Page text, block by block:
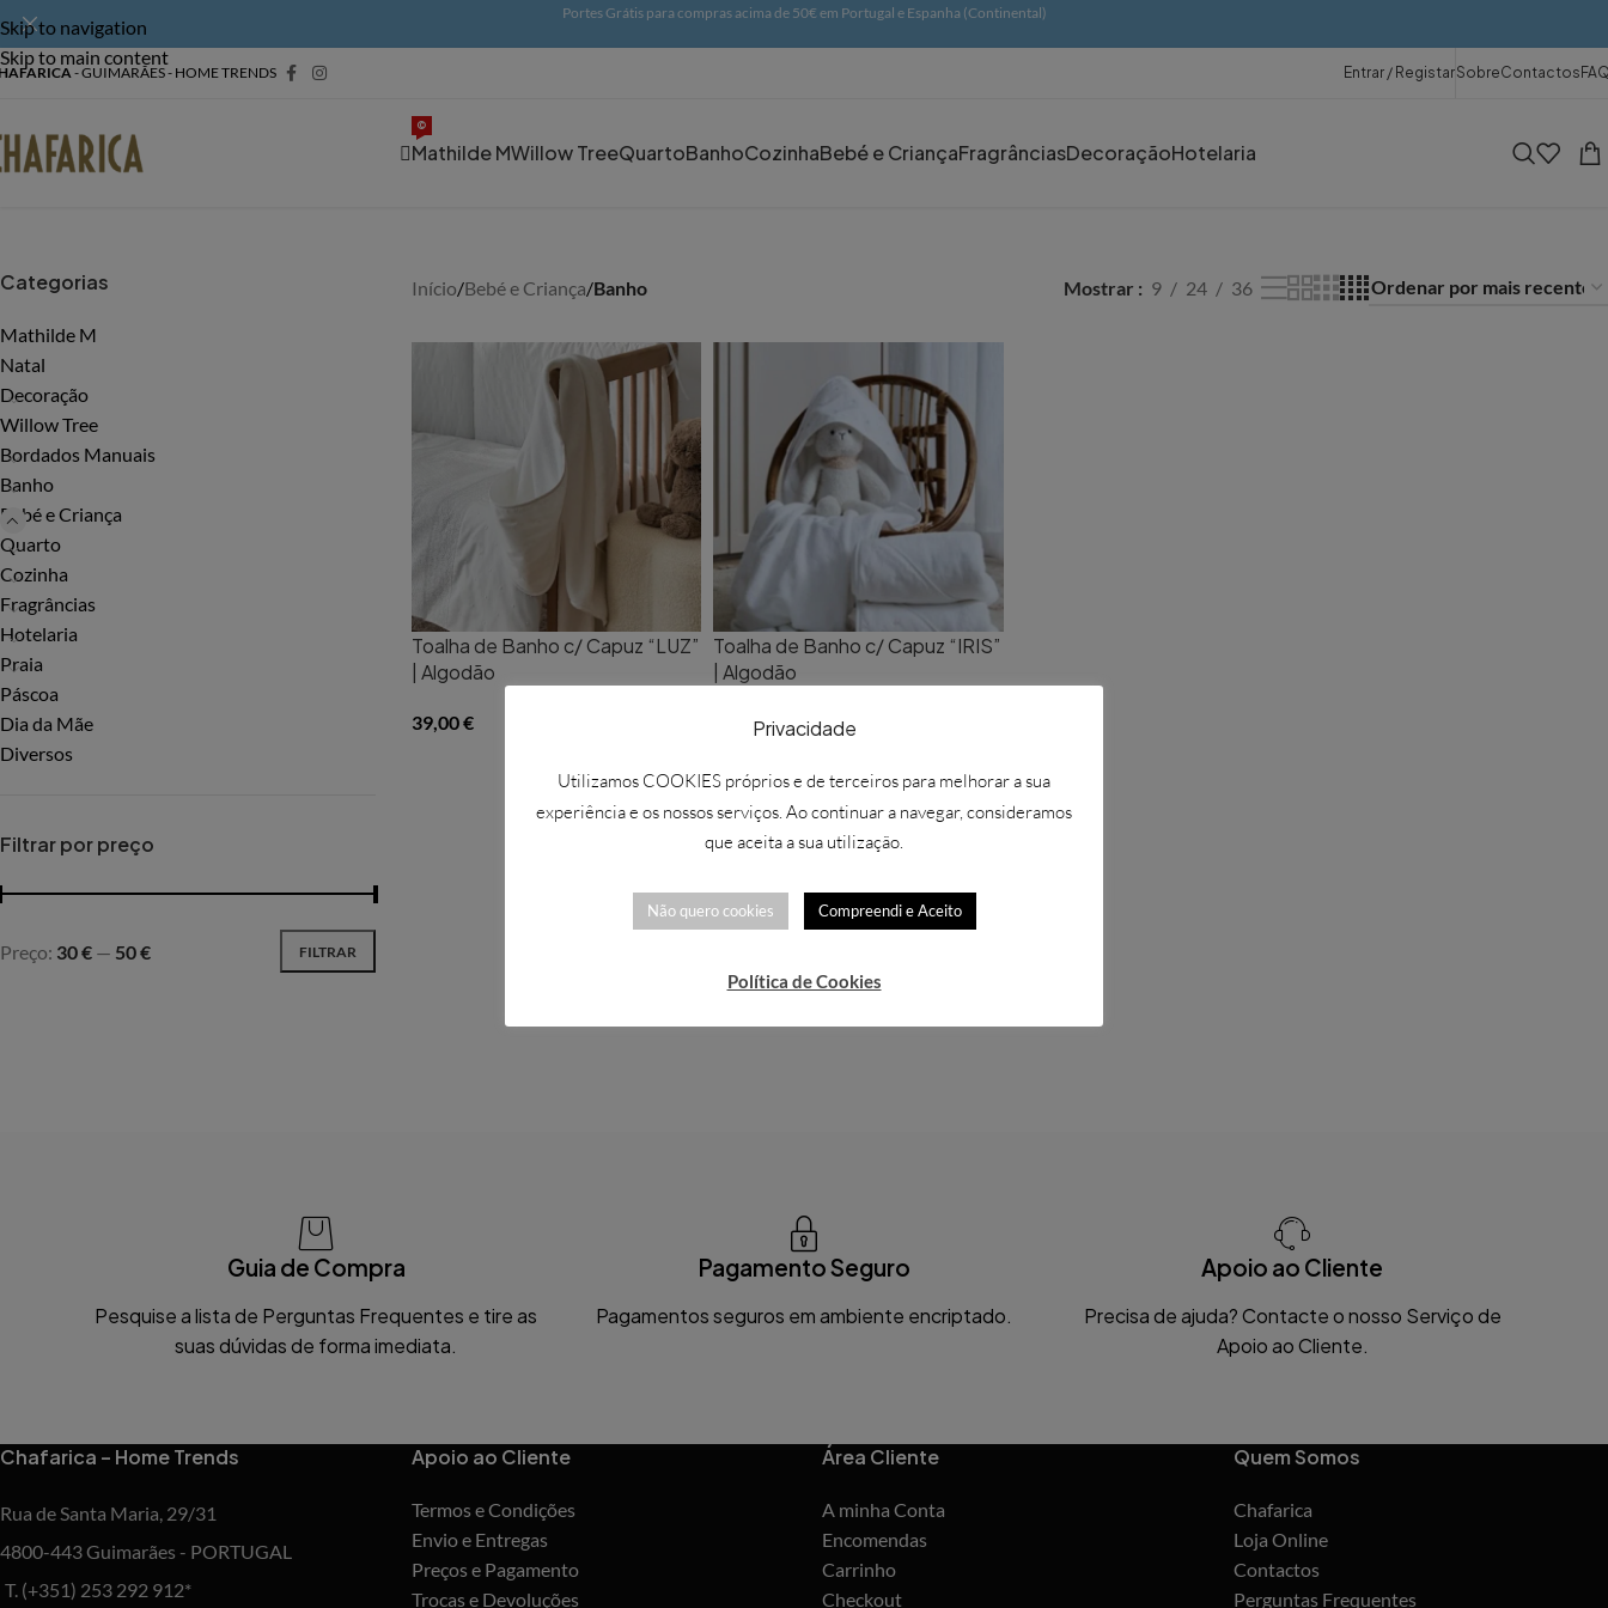
Skip to navigation
Skip to main content
Portes Grátis para compras acima de 50€ em Portugal e Espanha (Continental)
- GUIMARÃES - HOME TRENDS Entrar / RegistarSobreContactos
Mathilde M
©
Willow TreeQuartoBanhoCozinhaBebé e CriançaFragrânciasDecoraçãoHotelaria
Categorias
Mathilde M
Natal
Decoração
Willow Tree
Bordados Manuais
Banho
Bebé e Criança
Quarto
Cozinha
Fragrâncias
Hotelaria
Praia
Páscoa
Dia da Mãe
Diversos
Filtrar por preço
FILTRAR
Preço: 30 € — 50 €
Início/Bebé e Criança/Banho Mostrar 9 24 36
Toalha de Banho c/ Capuz “LUZ”
| Algodão
39,00€
Toalha de Banho c/ Capuz “IRIS”
| Algodão
42,00€
Guia de Compra
Pesquise a lista de Perguntas Frequentes e tire as
suas dúvidas de forma imediata.
Pagamento Seguro
Pagamentos seguros em ambiente encriptado.
Apoio ao Cliente
Precisa de ajuda? Contacte o nosso Serviço de
Apoio ao Cliente.
Chafarica – Home Trends
Rua de Santa Maria, 29/31
4800-443 Guimarães - PORTUGAL
T. (+351) 253 292 912*
Apoio ao Cliente
Termos e Condições
Envio e Entregas
Preços e Pagamento
Trocas e Devoluções
Área Cliente
A minha Conta
Encomendas
Carrinho
Checkout
Quem Somos
Chafarica
Loja Online
Contactos
Perguntas Frequentes
Privacidade
Utilizamos COOKIES próprios e de terceiros para melhorar a sua
experiência e os nossos serviços. Ao continuar a navegar, consideramos
que aceita a sua utilização.
Não quero cookies Compreendi e Aceito
Política de Cookies